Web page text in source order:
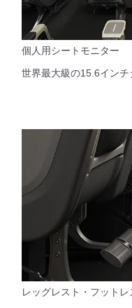
個人用シートモニター
世界最大級の15.6イン
レッグレスト・フットレ